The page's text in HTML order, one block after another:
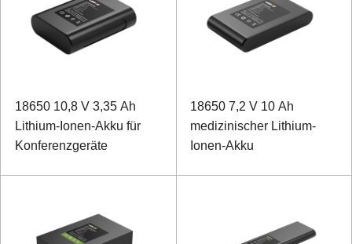
18650 10,8 V 3,35 Ah
Lithium-Ionen-Akku für
Konferenzgeräte
18650 7,2 V 10 Ah
medizinischer Lithium-
Ionen-Akku